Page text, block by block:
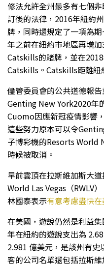
修法允許全州最多有七個
訂後的法律，2016年紐約
牌，同時還規定了一項為
年之前在紐約市地區再增
Catskills的賭牌，並在
Catskills。Catskills距離紐
儘管委員會的公共道德報
Genting New York2020年
Cuomo因應新冠疫情影響
這些努力原本可以令
子博彩機的Resorts World
時候被取消。
早前雲頂在拉斯維加斯大道
World Las Vegas（RWLV
林國泰表示有意考慮盡快
在美國，遊說仍然是利益
年在紐約的遊說支出為
2.981 億美元，是該州有
客的公司名單還包括拉斯維